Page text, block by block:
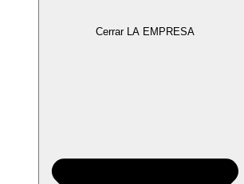
Cerrar LA EMPRESA